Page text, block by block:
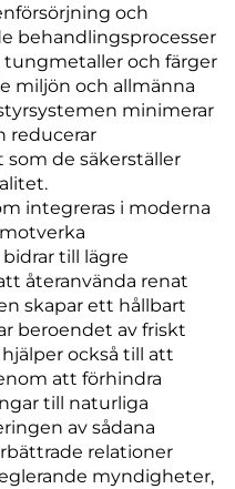
och
behandlingsprocesser
och färger
miljön och allmänna
minimerar
reducerar
de säkerställer
integreras i moderna
till lägre
återanvända renat
skapar ett hållbart
beroendet av friskt
också till att
att förhindra
till naturliga
av sådana
relationer
myndigheter,